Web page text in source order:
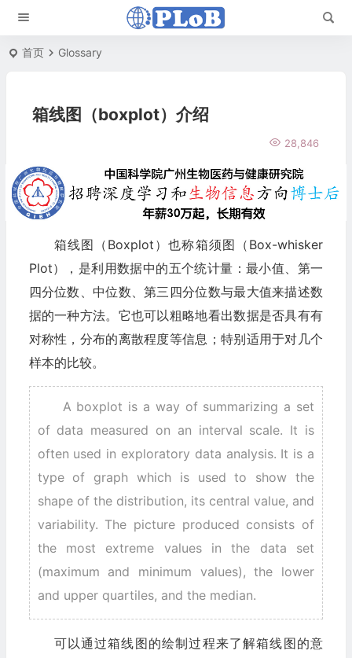
首页 Glossary
箱线图（boxplot）介绍
28,846
箱线图（Boxplot）也称箱须图（Box-whisker
Plot），是利用数据中的五个统计量：最小值、第一
四分位数、中位数、第三四分位数与最大值来描述数
据的一种方法。它也可以粗略地看出数据是否具有有
对称性，分布的离散程度等信息；特别适用于对几个
样本的比较。
A boxplot is a way of summarizing a set
of data measured on an interval scale. It is
often used in exploratory data analysis. It is a
type of graph which is used to show the
shape of the distribution, its central value, and
variability. The picture produced consists of
the most extreme values in the data set
(maximum and minimum values), the lower
and upper quartiles, and the median.
可以通过箱线图的绘制过程来了解箱线图的意